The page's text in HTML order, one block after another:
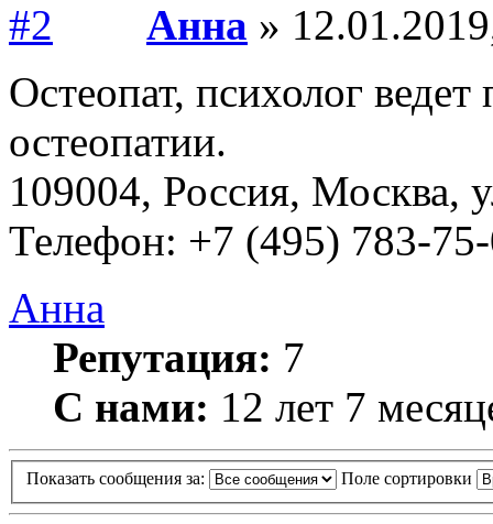
Анна »
Остеопат, психолог
остеопатии.
109004, Россия, Москва,
Телефон: +7 (495) 783-
Анна
Репутация: 7
С нами: 12 лет 7
Показать сообщения за: Поле сортировки